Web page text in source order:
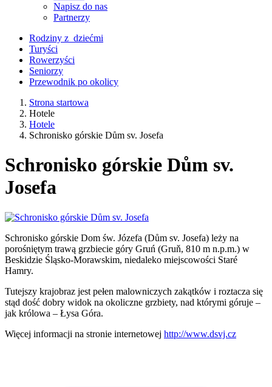
Napisz do nas
Partnerzy
Rodziny z dziećmi
Turyści
Rowerzyści
Seniorzy
Przewodnik po okolicy
Strona startowa
Hotele
Hotele
Schronisko górskie Dům sv. Josefa
Schronisko górskie Dům sv.
Josefa
Schronisko górskie Dom św. Józefa (Dům sv. Josefa) leży na
porośniętym trawą grzbiecie góry Gruń (Gruň, 810 m n.p.m.) w
Beskidzie Śląsko-Morawskim, niedaleko miejscowości Staré
Hamry.
Tutejszy krajobraz jest pełen malowniczych zakątków i roztacza się
stąd dość dobry widok na okoliczne grzbiety, nad którymi góruje –
jak królowa – Łysa Góra.
Więcej informacji na stronie internetowej http://www.dsvj.cz